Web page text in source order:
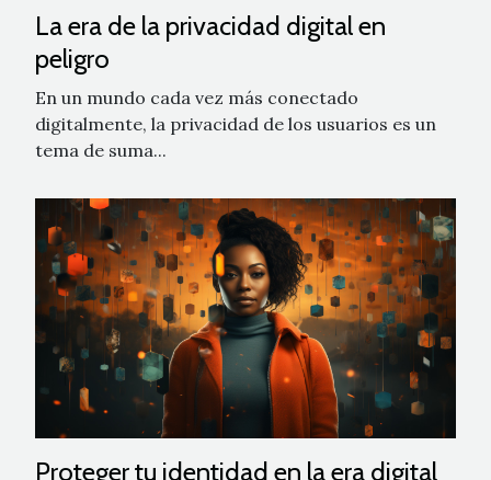
La era de la privacidad digital en
peligro
En un mundo cada vez más conectado
digitalmente, la privacidad de los usuarios es un
tema de suma...
Proteger tu identidad en la era digital